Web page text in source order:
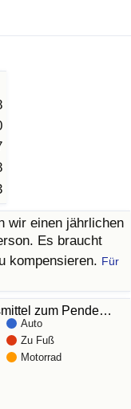
wir einen jährlichen
Es braucht
kompensieren. Für
zum Pende…
Auto
Zu Fuß
Motorrad